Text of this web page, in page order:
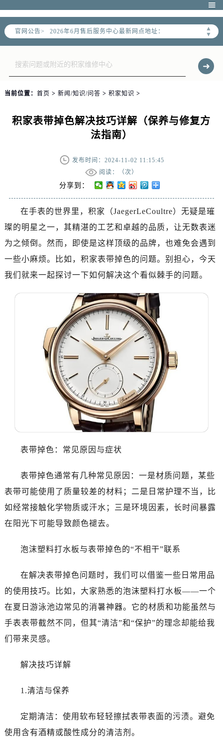

官网公告>
▲
▼
2026年6月北京市官方售后客户服务热线：
2026年6月售后服务中心最新网点地址：
北京市东城区东长安街1号东方广场写字楼W3座6层602室（需提前预约）
北京市朝阳区建国门外大街甲6号华熙国际中心写字楼D座11层1102室（需提前预约）
北京市朝阳区建国门外大街甲6号华熙国际中心D座11层1102室售后服务中心（需提前预约）
当前位置： 首页 > 新闻/知识/问答 > 积家知识 >
积家表带掉色解决技巧详解（保养与修复方
法指南）
发布时间：2024-11-02 11:15:45
阅读：（次）
分享到：
在手表的世界里，积家（JaegerLeCoultre）无疑是璀
璨的明星之一，其精湛的工艺和卓越的品质，让无数表迷
为之倾倒。然而，即使是这样顶级的品牌，也难免会遇到
一些小麻烦。比如，积家表带掉色的问题。别担心，今天
我们就来一起探讨一下如何解决这个看似棘手的问题。
表带掉色：常见原因与症状
表带掉色通常有几种常见原因：一是材质问题，某些
表带可能使用了质量较差的材料；二是日常护理不当，比
如经常接触化学物质或汗水；三是环境因素，长时间暴露
在阳光下可能导致颜色褪去。
泡沫塑料打水板与表带掉色的“不相干”联系
在解决表带掉色问题时，我们可以借鉴一些日常用品
的使用技巧。比如，大家熟悉的泡沫塑料打水板——一个
在夏日游泳池边常见的消暑神器。它的材质和功能虽然与
手表表带截然不同，但其“清洁”和“保护”的理念却能给我
们带来灵感。
解决技巧详解
1.清洁与保养
定期清洁：使用软布轻轻擦拭表带表面的污渍。避免
使用含有酒精或酸性成分的清洁剂。